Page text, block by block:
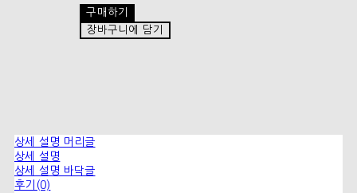
구매하기
장바구니에 담기
상세 설명 머리글
상세 설명
상세 설명 바닥글
후기(0)